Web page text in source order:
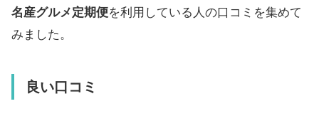
名産グルメ定期便を利用している人の口コミを集めて
みました。
良い口コミ